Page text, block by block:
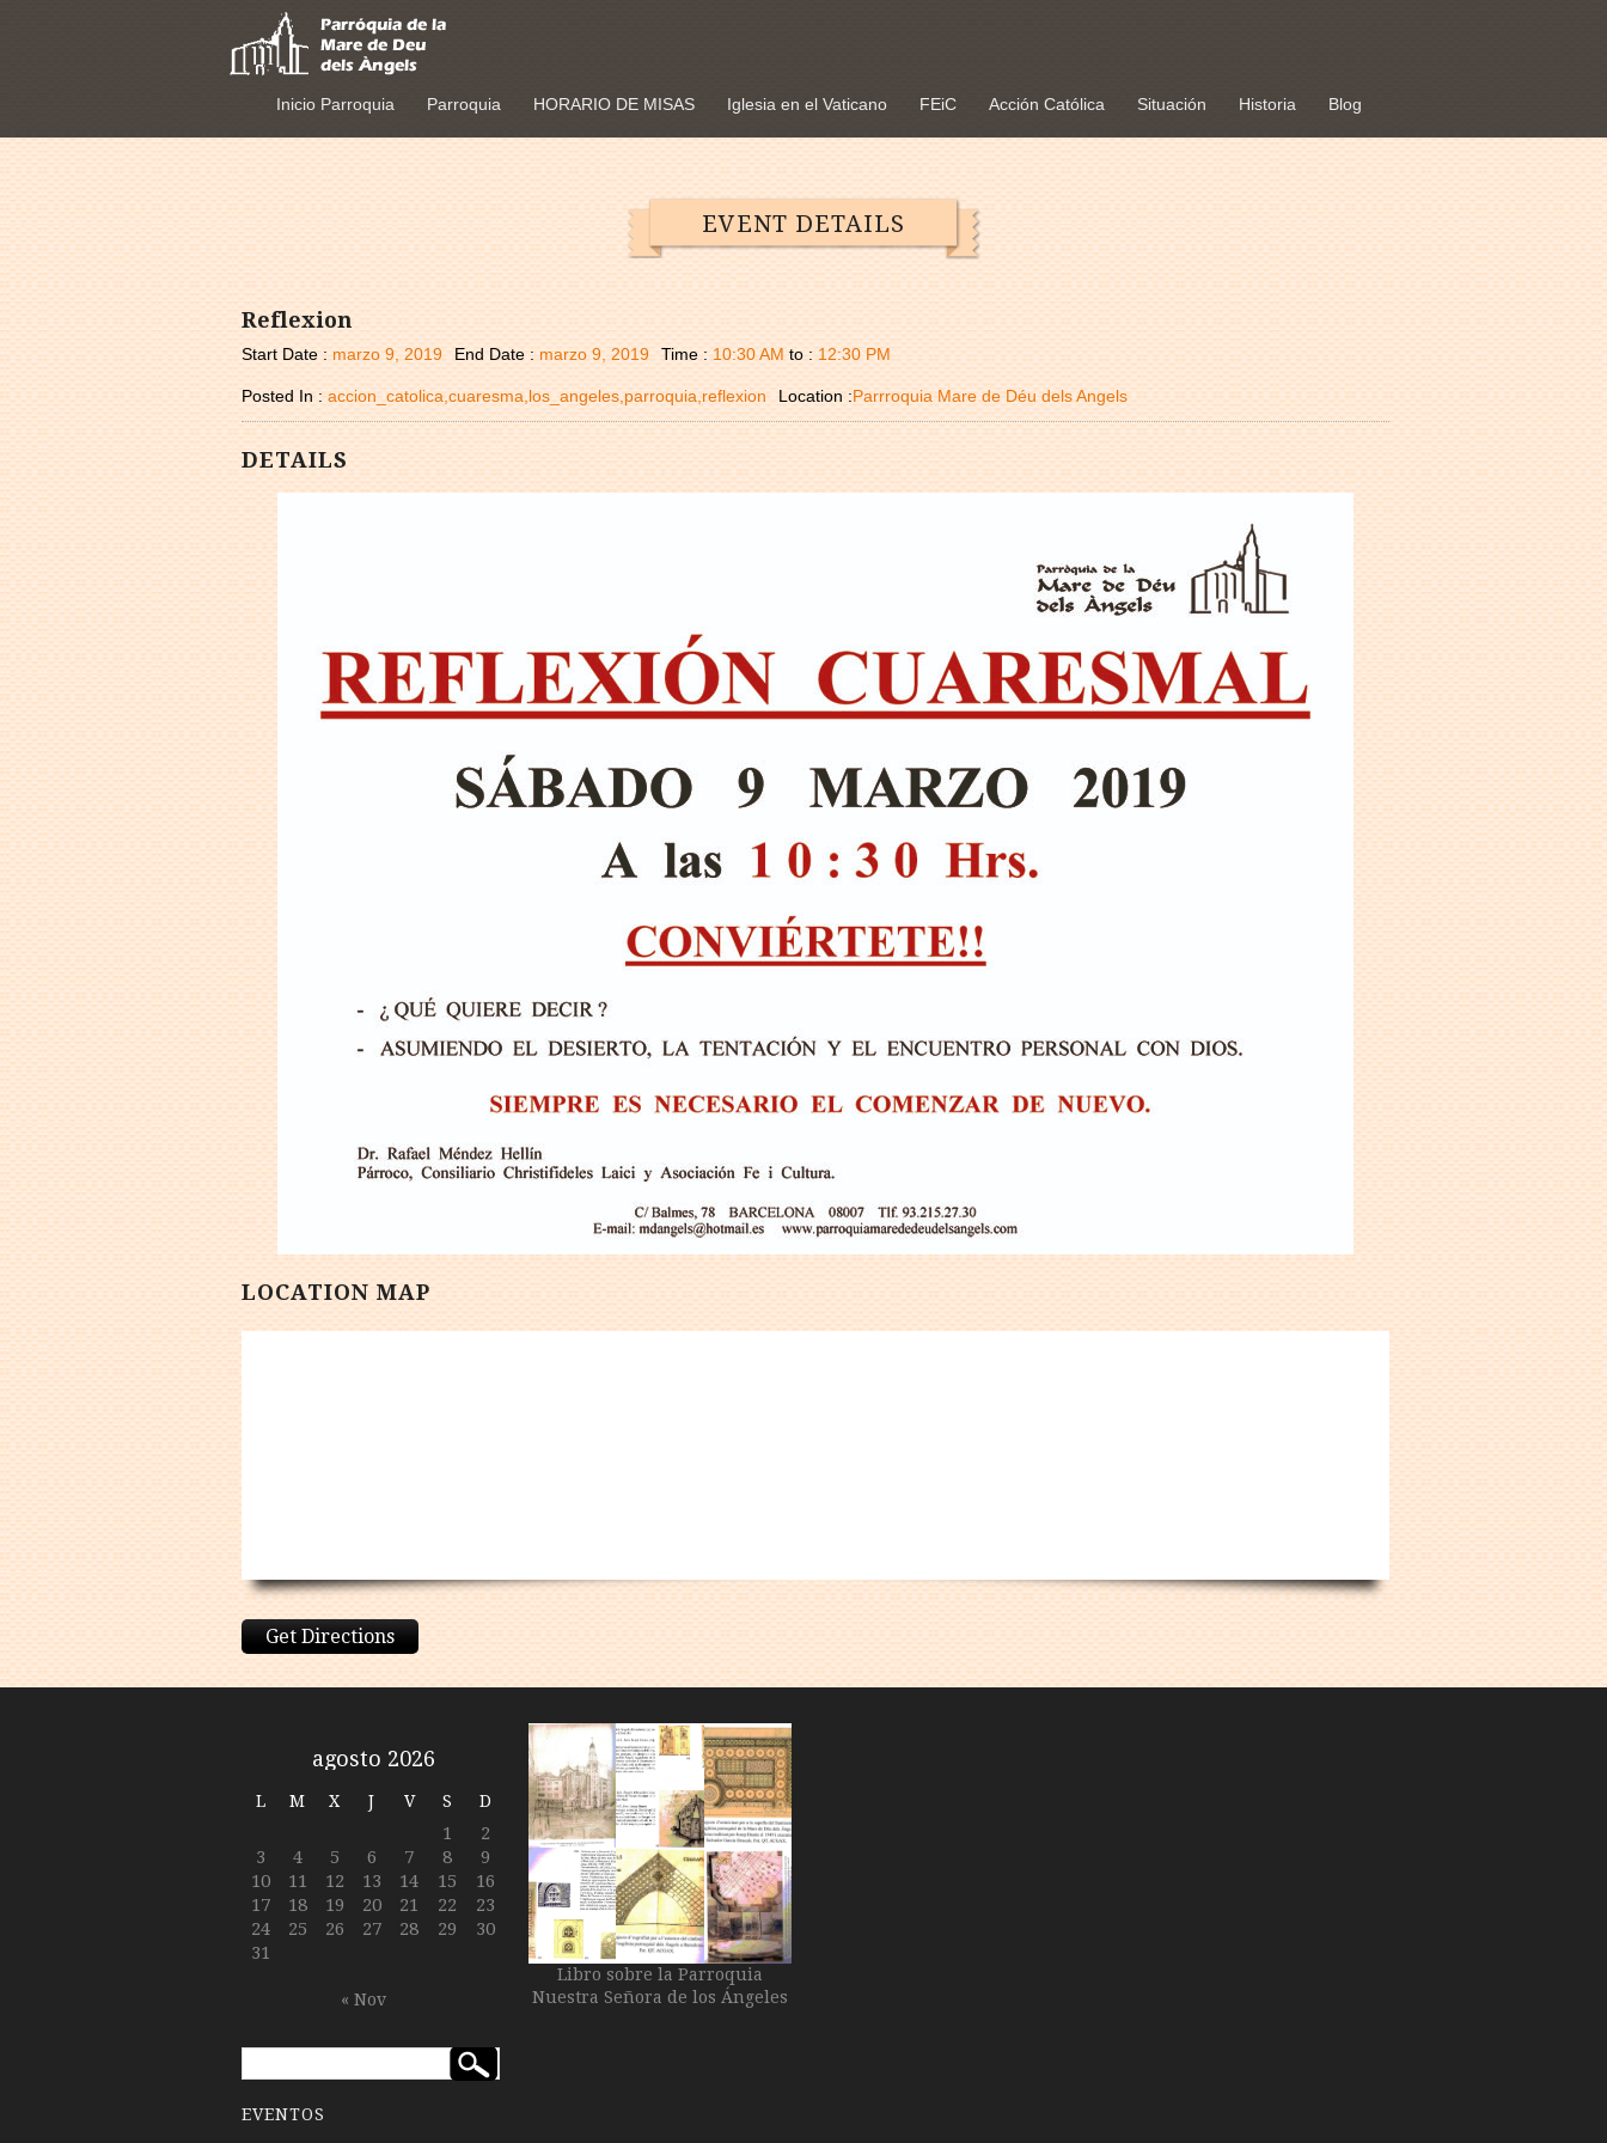
Inicio Parroquia Parroquia HORARIO DE MISAS Iglesia en el Vaticano FEiC Acción Católica Situación Historia Blog
EVENT DETAILS
Reflexion
Start Date :marzo 9, 2019 End Date :marzo 9, 2019 Time :10:30 AMto :12:30 PM
Posted In :accion_catolica,cuaresma,los_angeles,parroquia,reflexion Location :Parrroquia Mare de Déu dels Angels
DETAILS
LOCATION MAP
Get Directions
agosto 2026
L M X J V S D
1
2
3
4 5 6 7 8
9
10
11 12 13 14 15
16
17
18 19 20 21 22
23
24
25 26 27 28 29
30
31
« Nov
EVENTOS
Libro sobre la Parroquia
Nuestra Señora de los Ángeles